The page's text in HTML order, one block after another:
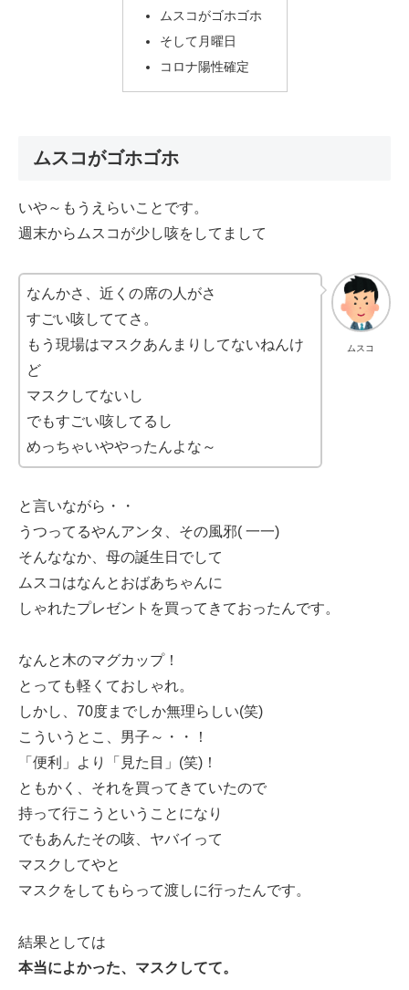
ムスコがゴホゴホ
そして月曜日
コロナ陽性確定
ムスコがゴホゴホ
いや～もうえらいことです。
週末からムスコが少し咳をしてまして
ムスコ
なんかさ、近くの席の人がさ
すごい咳しててさ。
もう現場はマスクあんまりしてないねんけ
ど
マスクしてないし
でもすごい咳してるし
めっちゃいややったんよな～
と言いながら・・
うつってるやんアンタ、その風邪( 一一)
そんななか、母の誕生日でして
ムスコはなんとおばあちゃんに
しゃれたプレゼントを買ってきておったんです。
なんと木のマグカップ！
とっても軽くておしゃれ。
しかし、70度までしか無理らしい(笑)
こういうとこ、男子～・・！
「便利」より「見た目」(笑)！
ともかく、それを買ってきていたので
持って行こうということになり
でもあんたその咳、ヤバイって
マスクしてやと
マスクをしてもらって渡しに行ったんです。
結果としては
本当によかった、マスクしてて。